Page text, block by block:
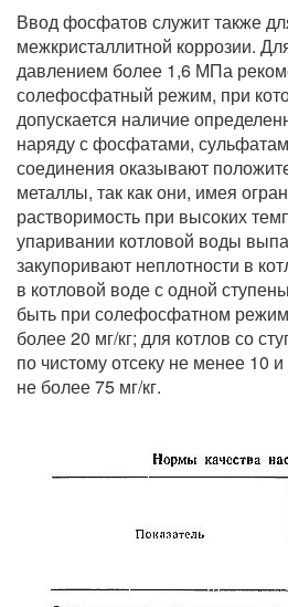
Ввод фосфатов служит также
межкристаллитной коррозии.
давлением более 1,6 МПа
солефосфатный режим, при
допускается наличие
наряду с фосфатами,
соединения оказывают
металлы, так как они, имея
растворимость при высоких
упаривании котловой воды
закупоривают неплотности в
в котловой воде с одной
быть при солефосфатном
более 20 мг/кг; для котлов со
по чистому отсеку не менее 10
не более 75 мг/кг.